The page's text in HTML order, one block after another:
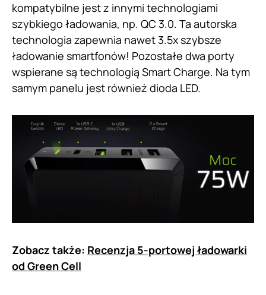
kompatybilne jest z innymi technologiami
szybkiego ładowania, np. QC 3.0. Ta autorska
technologia zapewnia nawet 3.5x szybsze
ładowanie smartfonów! Pozostałe dwa porty
wspierane są technologią Smart Charge. Na tym
samym panelu jest również dioda LED.
Zobacz także: Recenzja 5-portowej ładowarki
od Green Cell